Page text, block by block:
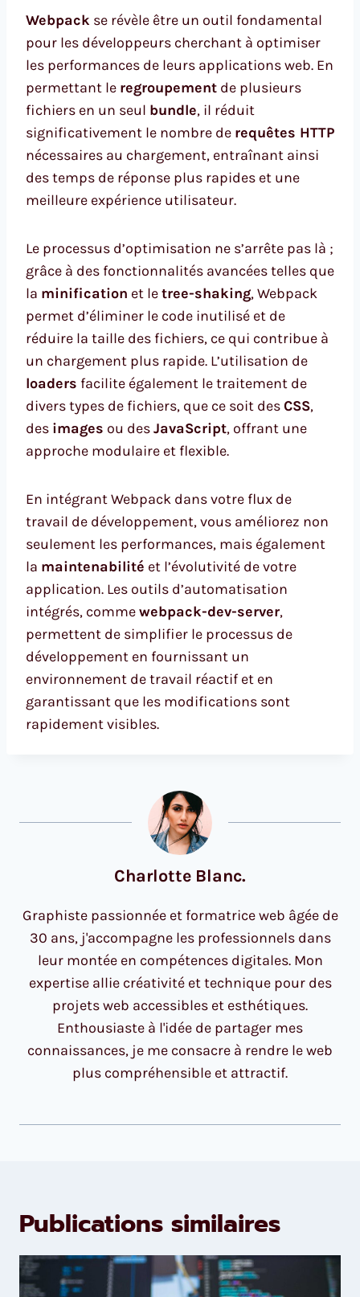
Webpack se révèle être un outil fondamental
pour les développeurs cherchant à optimiser
les performances de leurs applications web. En
permettant le regroupement de plusieurs
fichiers en un seul bundle, il réduit
significativement le nombre de requêtes HTTP
nécessaires au chargement, entraînant ainsi
des temps de réponse plus rapides et une
meilleure expérience utilisateur.
Le processus d’optimisation ne s’arrête pas là ;
grâce à des fonctionnalités avancées telles que
la minification et letree-shaking, Webpack
permet d’éliminer le code inutilisé et de
réduire la taille des fichiers, ce qui contribue à
un chargement plus rapide. L’utilisation de
loaders facilite également le traitement de
divers types de fichiers, que ce soit desCSS,
des images ou desJavaScript, offrant une
approche modulaire et flexible.
En intégrant Webpack dans votre flux de
travail de développement, vous améliorez non
seulement les performances, mais également
la maintenabilité et l’évolutivité de votre
application. Les outils d’automatisation
intégrés, commewebpack-dev-server,
permettent de simplifier le processus de
développement en fournissant un
environnement de travail réactif et en
garantissant que les modifications sont
rapidement visibles.
Charlotte Blanc.
Graphiste passionnée et formatrice web âgée de
30 ans, j'accompagne les professionnels dans
leur montée en compétences digitales. Mon
expertise allie créativité et technique pour des
projets web accessibles et esthétiques.
Enthousiaste à l'idée de partager mes
connaissances, je me consacre à rendre le web
plus compréhensible et attractif.
Publications similaires